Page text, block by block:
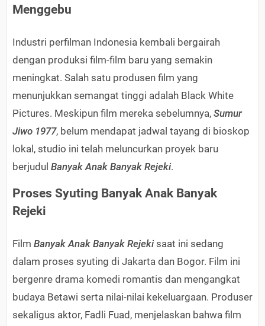
Menggebu
Industri perfilman Indonesia kembali bergairah
dengan produksi film-film baru yang semakin
meningkat. Salah satu produsen film yang
menunjukkan semangat tinggi adalah Black White
Pictures. Meskipun film mereka sebelumnya, Sumur
Jiwo 1977, belum mendapat jadwal tayang di bioskop
lokal, studio ini telah meluncurkan proyek baru
berjudul Banyak Anak Banyak Rejeki.
Proses Syuting Banyak Anak Banyak
Rejeki
Film Banyak Anak Banyak Rejekisaat ini sedang
dalam proses syuting di Jakarta dan Bogor. Film ini
bergenre drama komedi romantis dan mengangkat
budaya Betawi serta nilai-nilai kekeluargaan. Produser
sekaligus aktor, Fadli Fuad, menjelaskan bahwa film